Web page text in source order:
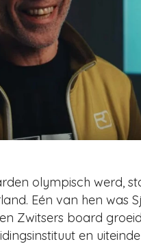
olympisch werd,
Eén van hen was
Zwitsers board
en